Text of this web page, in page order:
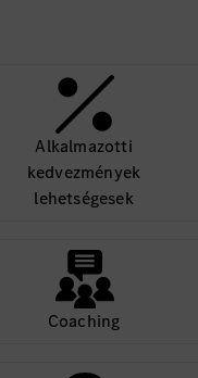
Alkalmazotti
kedvezmények
lehetségesek
Coaching